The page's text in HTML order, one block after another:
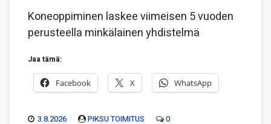
Koneoppiminen laskee viimeisen 5 vuoden
perusteella minkälainen yhdistelmä
Jaa tämä:
Facebook X WhatsApp
3.8.2026 PIKSU TOIMITUS 0